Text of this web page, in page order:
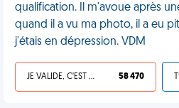
qualification. Il m'avoue après
quand il a vu ma photo, il a eu
j'étais en dépression. VDM
JE VALIDE, C'EST UNE VDM 58 470